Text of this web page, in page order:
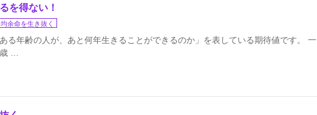
を得ない！
余命を生き抜く
る年齢の人が、あと何年生きることができるのか」を表している期待値です。 一
…